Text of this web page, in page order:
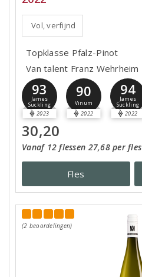
Vol, verfijnd
Topklasse Pfalz-Pinot
Van talent Franz Wehrheim
93
James
Suckling
2023
90
Vinum
2022
94
James
Suckling
2022
30,20
Vanaf 12 flessen 27,68 per fles
Fles
(2 beoordelingen)